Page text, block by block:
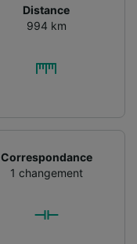
Distance
994 km
Correspondance
1 changement